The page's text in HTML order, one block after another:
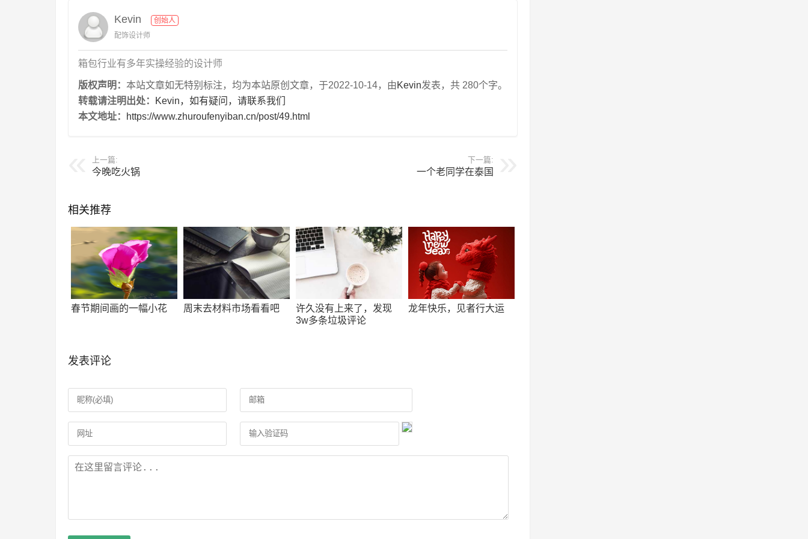
Kevin
创始人
配饰设计师
箱包行业有多年实操经验的设计师
版权声明： 本站文章如无特别标注，均为本站原创文章，于2022-10-14，由Kevin发表，共 280个字。
转载请注明出处：
Kevin，如有疑问，请联系我们
本文地址：
https://www.zhuroufenyiban.cn/post/49.html
上一篇:
今晚吃火锅
下一篇:
一个老同学在泰国
相关推荐
春节期间画的一幅小花 周末去材料市场看看吧
许久没有上来了，发现
3w多条垃圾评论
龙年快乐，见者行大运
发表评论